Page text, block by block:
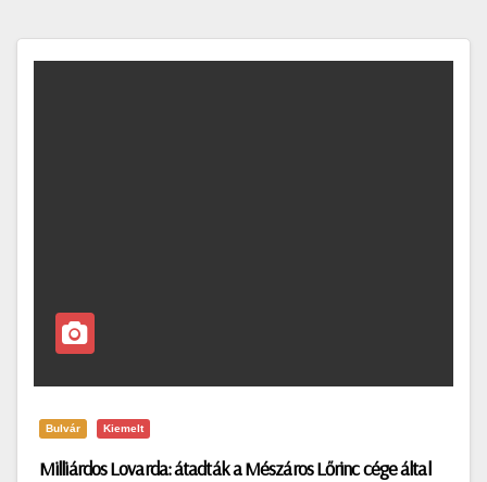
Bulvár Kiemelt
Milliárdos Lovarda: átadták a Mészáros Lőrinc cége által